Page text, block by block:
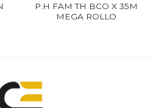
P.H FAM TH BCO X 35M
MEGA ROLLO